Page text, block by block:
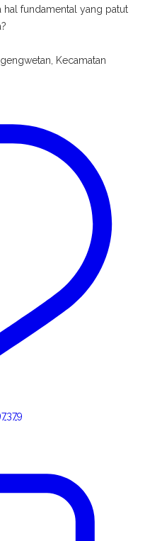
hal fundamental yang patut
Kecamatan